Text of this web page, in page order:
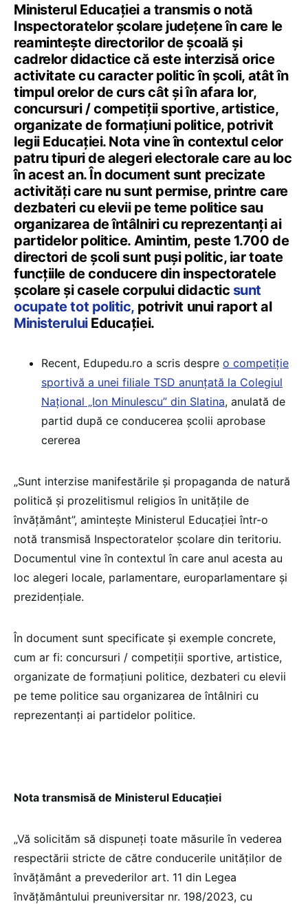
Ministerul Educației a transmis o notă
Inspectoratelor școlare județene în care le
reamintește directorilor de școală și
cadrelor didactice că este interzisă orice
activitate cu caracter politic în școli, atât în
timpul orelor de curs cât și în afara lor,
concursuri / competiții sportive, artistice,
organizate de formațiuni politice, potrivit
legii Educației. Nota vine în contextul celor
patru tipuri de alegeri electorale care au loc
în acest an. În document sunt precizate
activități care nu sunt permise, printre care
dezbateri cu elevii pe teme politice sau
organizarea de întâlniri cu reprezentanți ai
partidelor politice. Amintim, peste 1.700 de
directori de școli sunt puși politic, iar toate
funcțiile de conducere din inspectoratele
școlare și casele corpului didactic sunt
ocupate tot politic, potrivit unui raport al
MinisteruluiEducației.
Recent, Edupedu.ro a scris despre o competiție
sportivă a unei filiale TSD anunțată la Colegiul
Național „Ion Minulescu” din Slatina, anulată de
partid după ce conducerea școlii aprobase
cererea
„Sunt interzise manifestările şi propaganda de natură
politică şi prozelitismul religios în unitățile de
învățământ”, amintește Ministerul Educației într-o
notă transmisă Inspectoratelor școlare din teritoriu.
Documentul vine în contextul în care anul acesta au
loc alegeri locale, parlamentare, europarlamentare și
prezidențiale.
În document sunt specificate și exemple concrete,
cum ar fi: concursuri / competiții sportive, artistice,
organizate de formațiuni politice, dezbateri cu elevii
pe teme politice sau organizarea de întâlniri cu
reprezentanți ai partidelor politice.
Nota transmisă de Ministerul Educației
„Vă solicităm să dispuneți toate măsurile în vederea
respectării stricte de către conducerile unităților de
învăţământ a prevederilor art. 11 din Legea
învățământului preuniversitar nr. 198/2023, cu